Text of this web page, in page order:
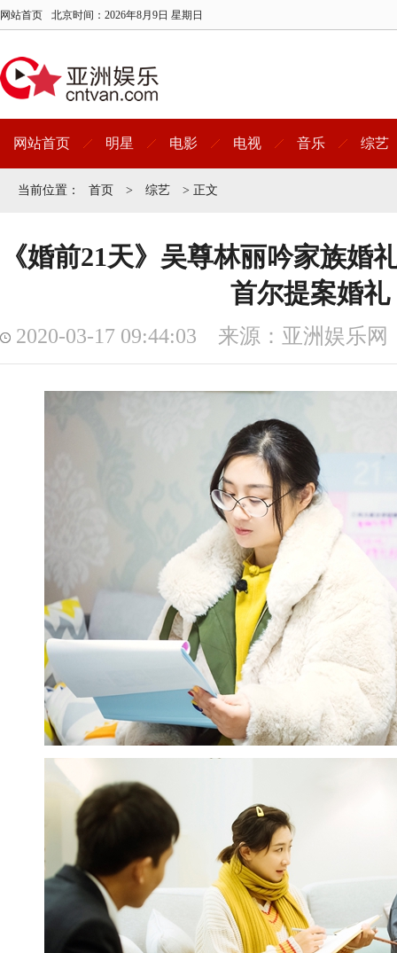
网站首页 北京时间： 2026年8月9日 星期日
网站首页 明星 电影 电视 音乐 综艺
当前位置： 首页 > 综艺 > 正文
《婚前21天》吴尊林丽吟家族婚
首尔提案婚礼
2020-03-17 09:44:03 来源：亚洲娱乐网